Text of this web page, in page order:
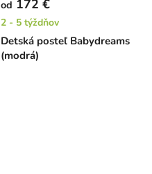
Detská posteľ Babydreams
(modrá)
od 172 €
2 - 5 týždňov